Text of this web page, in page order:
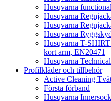
Husqvarna
Husqvarna
Husqvarna
Husqvarna
Husqvarna T-
kort arm, EN20471
Husqvarna
Profilkläder och tillbehör
Active Cleaning
Första förband
Husqvarna